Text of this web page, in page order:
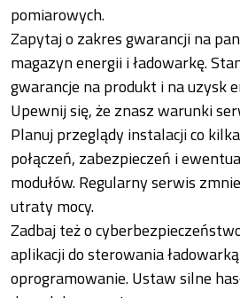
pomiarowych.
Zapytaj o zakres gwarancji na
magazyn energii i ładowarkę.
gwarancje na produkt i na uzysk
Upewnij się, że znasz warunki
Planuj przeglądy instalacji co
połączeń, zabezpieczeń i
modułów. Regularny serwis
utraty mocy.
Zadbaj też o
aplikacji do sterowania
oprogramowanie. Ustaw silne